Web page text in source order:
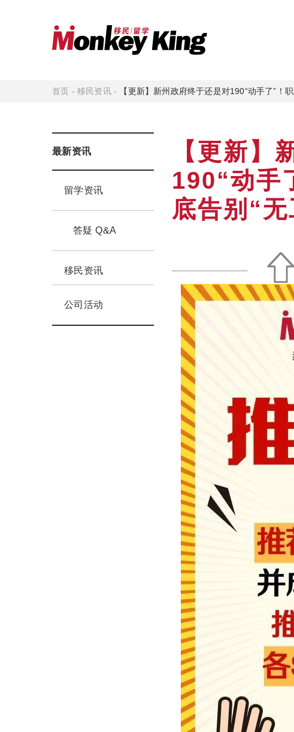
首页 -移民资讯- 【更新】新州政府终于还是对190“动手了”！
最新资讯
留学资讯
答疑 Q&A
移民资讯
公司活动
【更新】
190“动手
底告别“无